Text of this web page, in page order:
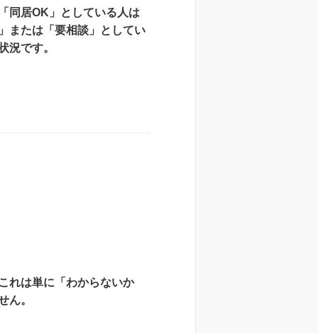
同居OK」としている人は
または「要相談」としてい
況です。
れは単に「わからないか
ん。